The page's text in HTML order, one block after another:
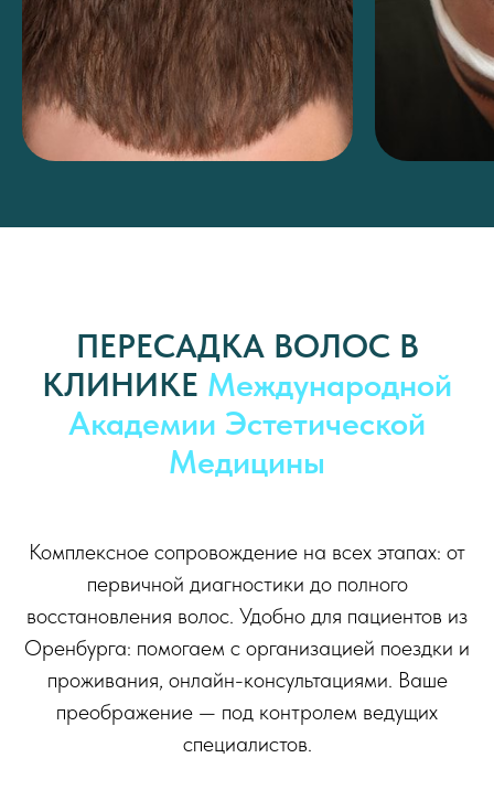
ПЕРЕСАДКА ВОЛОС В
КЛИНИКЕ Международной
Академии Эстетической
Медицины
Комплексное сопровождение на всех этапах: от
первичной диагностики до полного
восстановления волос. Удобно для пациентов из
Оренбурга: помогаем с организацией поездки и
проживания, онлайн-консультациями. Ваше
преображение — под контролем ведущих
специалистов.